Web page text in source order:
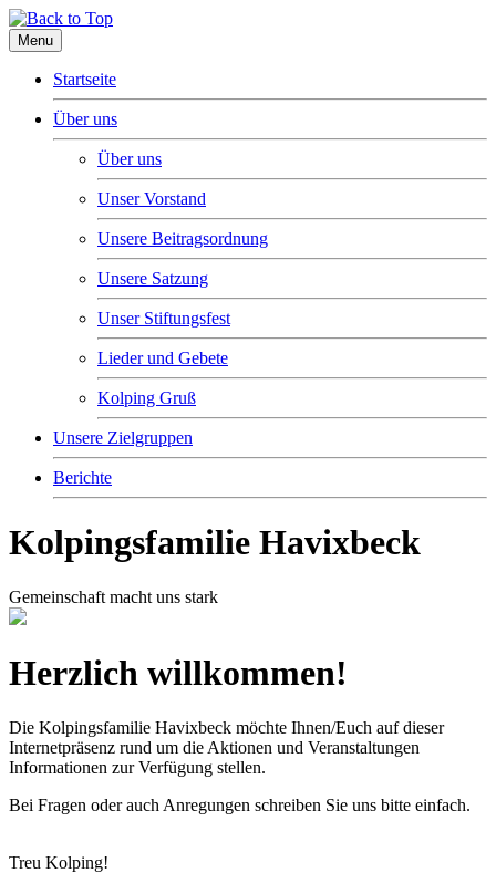
Menu
Startseite
Über uns
Über uns
Unser Vorstand
Unsere Beitragsordnung
Unsere Satzung
Unser Stiftungsfest
Lieder und Gebete
Kolping Gruß
Unsere Zielgruppen
Berichte
Kolpingsfamilie Havixbeck
Gemeinschaft macht uns stark
Herzlich willkommen!
Die Kolpingsfamilie Havixbeck möchte Ihnen/Euch auf dieser
Internetpräsenz rund um die Aktionen und Veranstaltungen
Informationen zur Verfügung stellen.
Bei Fragen oder auch Anregungen schreiben Sie uns bitte einfach.
Treu Kolping!